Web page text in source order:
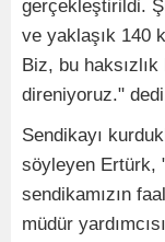
gerçekleştirildi.
ve yaklaşık 140
Biz, bu
direniyoruz."
Sendikayı
söyleyen Ertürk,
sendikamızın
müdür